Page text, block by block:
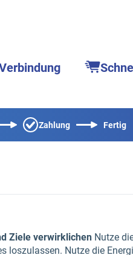
Zahlung Fertig
Ziele verwirklichen Nutze
loszulassen. Nutze die